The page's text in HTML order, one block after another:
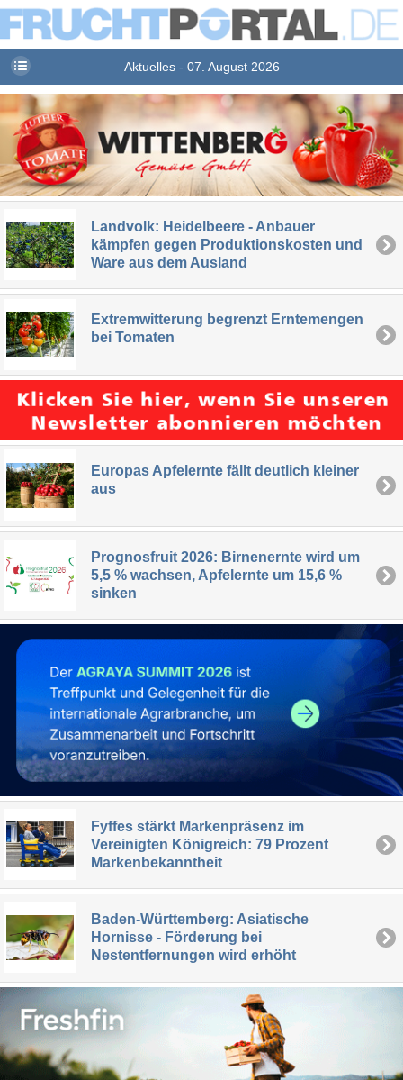
Aktuelles - 07. August 2026
Landvolk: Heidelbeere - Anbauer
kämpfen gegen Produktionskosten und
Ware aus dem Ausland
Extremwitterung begrenzt Erntemengen
bei Tomaten
Europas Apfelernte fällt deutlich kleiner
aus
Prognosfruit 2026: Birnenernte wird um
5,5 % wachsen, Apfelernte um 15,6 %
sinken
Fyffes stärkt Markenpräsenz im
Vereinigten Königreich: 79 Prozent
Markenbekanntheit
Baden-Württemberg: Asiatische
Hornisse - Förderung bei
Nestentfernungen wird erhöht